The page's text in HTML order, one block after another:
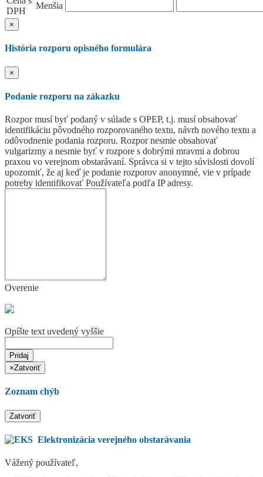
DPH
Menšia
×
História rozporu opisného formulára
×
Podanie rozporu na zákazku
Rozpor musí byť podaný v súlade s OPEP, t.j. musí obsahovať
identifikáciu pôvodného rozporovaného textu, návrh nového textu a
odôvodnenie podania rozporu. Rozpor nesmie obsahovať
vulgarizmy a nesmie byť v rozpore s dobrými mravmi a dobrou
praxou vo verejnom obstarávaní. Správca si v tejto súvislosti dovolí
upozorniť, že aj keď je podanie rozporov anonymné, vie v prípade
potreby identifikovať Používateľa podľa IP adresy.
Overenie
Opíšte text uvedený vyššie
Pridaj
×Zatvoriť
Zoznam chýb
Zatvoriť
Elektronizácia verejného obstarávania
Vážený používateľ,